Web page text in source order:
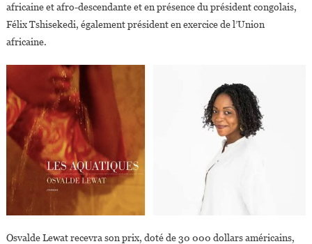
africaine et afro-descendante et en présence du président congolais,
Félix Tshisekedi, également président en exercice de l’Union
africaine.
Osvalde Lewat recevra son prix, doté de 30 000 dollars américains,